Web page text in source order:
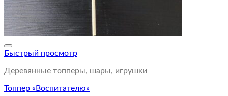
Быстрый просмотр
Деревянные топперы, шары, игрушки
Топпер «Воспитателю»